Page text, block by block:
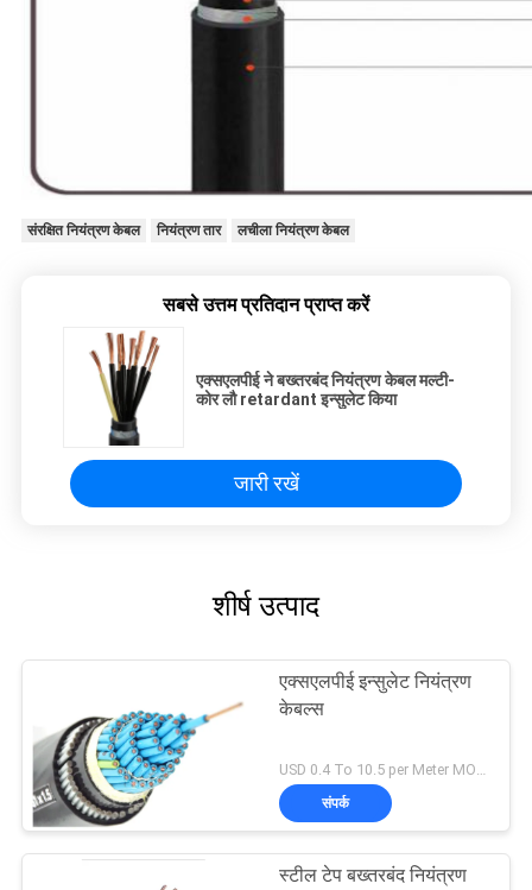
संरक्षित नियंत्रण केबल नियंत्रण तार लचीला नियंत्रण केबल
सबसे उत्तम प्रतिदान प्राप्त करें
एक्सएलपीई ने बख्तरबंद नियंत्रण केबल मल्टी-
कोर लौ retardant इन्सुलेट किया
जारी रखें
शीर्ष उत्पाद
एक्सएलपीई इन्सुलेट नियंत्रण
केबल्स
संपर्क
स्टील टेप बख्तरबंद नियंत्रण